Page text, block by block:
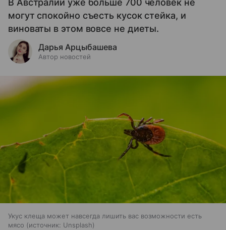
В Австралии уже больше 700 человек не
могут спокойно съесть кусок стейка, и
виноваты в этом вовсе не диеты.
Дарья Арцыбашева
Автор новостей
Укус клеща может навсегда лишить вас возможности есть
мясо
источник: Unsplash